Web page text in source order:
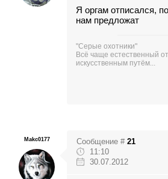
Я оргам отписался,
нам предложат
"Серые охотники"
Всё чаще естественный
искусственным путём...
Makc0177 Сообщение # 21
11:10
30.07.2012